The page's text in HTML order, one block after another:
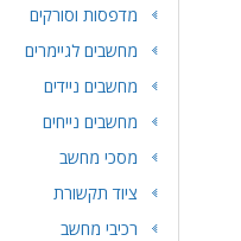
מדפסות וסורקים
מחשבים לגיימרים
מחשבים ניידים
מחשבים נייחים
מסכי מחשב
ציוד תקשורת
רכיבי מחשב